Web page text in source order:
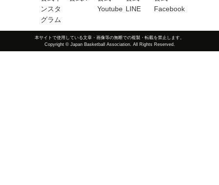
本サイトで使用している文章・画像等の無断での複製・転載を禁止します。
Copyright © Japan Basketball Association. All Rights Reserved.